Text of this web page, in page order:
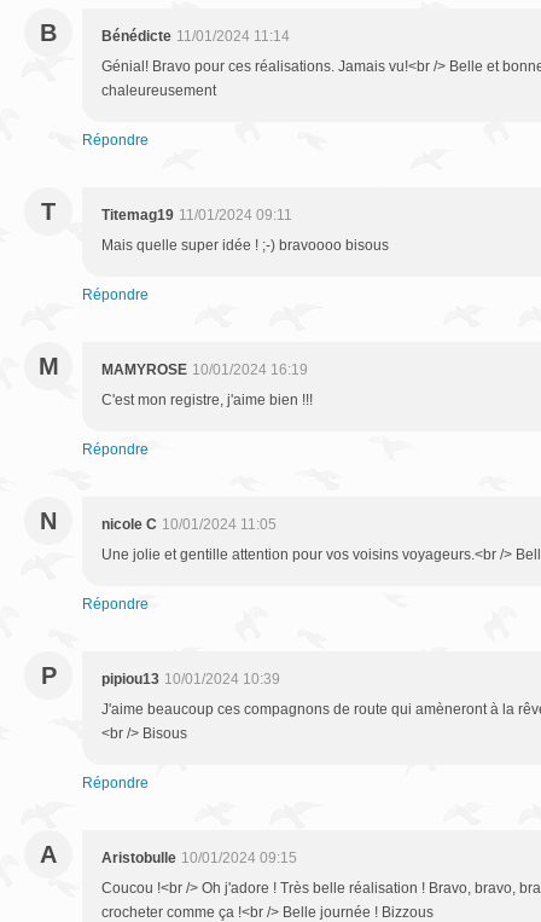
B Bénédicte 11/01/2024 11:14
Génial! Bravo pour ces réalisations. Jamais vu!<br /> Belle et
chaleureusement
Répondre
T Titemag19 11/01/2024 09:11
Mais quelle super idée ! ;-) bravoooo bisous
Répondre
M MAMYROSE 10/01/2024 16:19
C'est mon registre, j'aime bien !!!
Répondre
N nicole C 10/01/2024 11:05
Une jolie et gentille attention pour vos voisins voyageurs.<br />
Répondre
P pipiou13 10/01/2024 10:39
J'aime beaucoup ces compagnons de route qui amèneront à la
<br /> Bisous
Répondre
A Aristobulle 10/01/2024 09:15
Coucou !<br /> Oh j'adore ! Très belle réalisation ! Bravo, bravo,
crocheter comme ça !<br /> Belle journée ! Bizzous